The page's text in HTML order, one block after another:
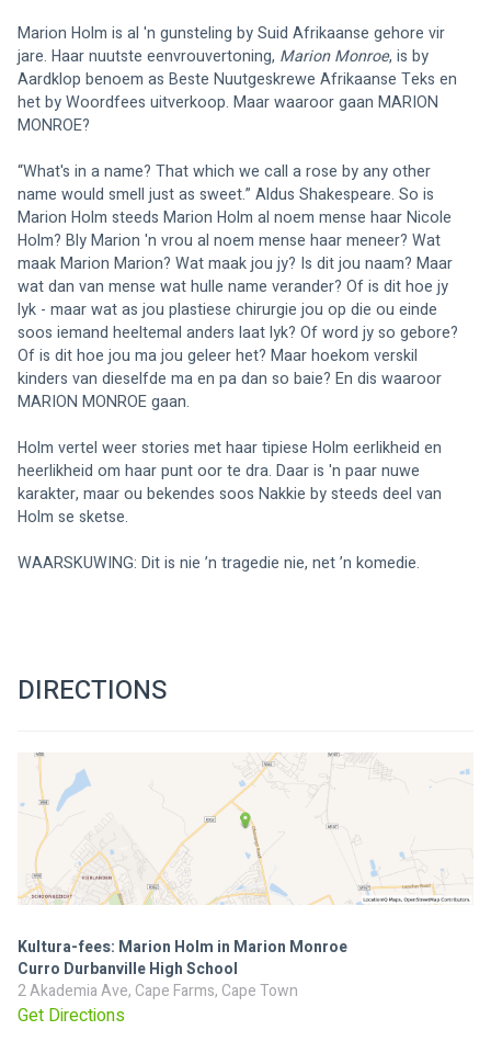
Marion Holm is al 'n gunsteling by Suid Afrikaanse gehore vir
jare. Haar nuutste eenvrouvertoning, Marion Monroe, is by
Aardklop benoem as Beste Nuutgeskrewe Afrikaanse Teks en
het by Woordfees uitverkoop. Maar waaroor gaan MARION
MONROE?
“What's in a name? That which we call a rose by any other
name would smell just as sweet.” Aldus Shakespeare. So is
Marion Holm steeds Marion Holm al noem mense haar Nicole
Holm? Bly Marion 'n vrou al noem mense haar meneer? Wat
maak Marion Marion? Wat maak jou jy? Is dit jou naam? Maar
wat dan van mense wat hulle name verander? Of is dit hoe jy
lyk - maar wat as jou plastiese chirurgie jou op die ou einde
soos iemand heeltemal anders laat lyk? Of word jy so gebore?
Of is dit hoe jou ma jou geleer het? Maar hoekom verskil
kinders van dieselfde ma en pa dan so baie? En dis waaroor
MARION MONROE gaan.
Holm vertel weer stories met haar tipiese Holm eerlikheid en
heerlikheid om haar punt oor te dra. Daar is 'n paar nuwe
karakter, maar ou bekendes soos Nakkie by steeds deel van
Holm se sketse.
WAARSKUWING: Dit is nie ’n tragedie nie, net ’n komedie.
DIRECTIONS
Kultura-fees: Marion Holm in Marion Monroe
Curro Durbanville High School
2 Akademia Ave, Cape Farms, Cape Town
Get Directions